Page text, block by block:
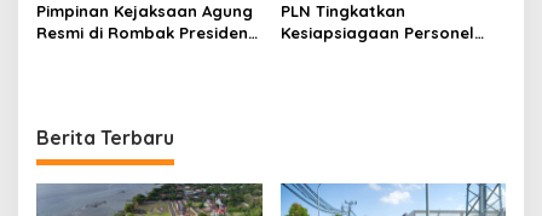
Pimpinan Kejaksaan Agung
Resmi di Rombak Presiden
PLN Tingkatkan
Kesiapsiagaan Personel
Berita Terbaru